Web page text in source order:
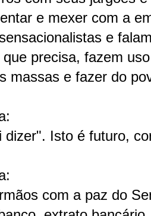
e mexer com a
e
precisa, fazem
massas e fazer do
dizer". Isto é futuro,
com a paz do